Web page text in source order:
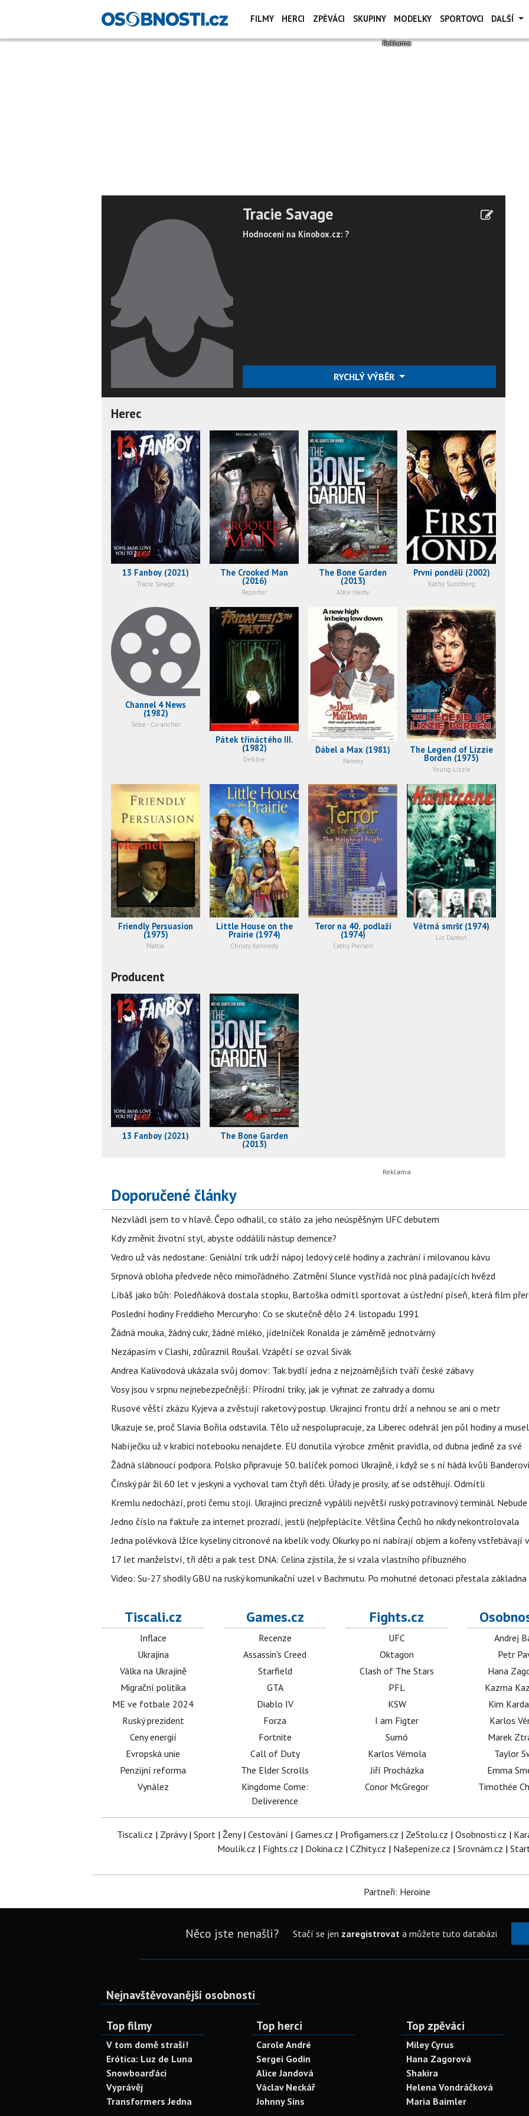
FILMY HERCI ZPĚVÁCI SKUPINY MODELKY SPORTOVCI DALŠÍ
Tracie Savage
Hodnocení na Kinobox.cz: ?
RYCHLÝ VÝBĚR
Herec
13 Fanboy (2021)
Tracie Savage
The Crooked Man
(2016)
Reporter
The Bone Garden
(2013)
Alice Hardy
První pondělí (2002)
Kathy Sundberg
Channel 4 News
(1982)
Sebe - Co-anchor
Pátek třináctého III.
(1982)
Debbie
Ďábel a Max (1981)
Pammy
The Legend of Lizzie
Borden (1975)
Young Lizzie
Friendly Persuasion
(1975)
Mattie
Little House on the
Prairie (1974)
Christy Kennedy
Teror na 40. podlaží
(1974)
Cathy Pierson
Větrná smršť (1974)
Liz Damon
Producent
13 Fanboy (2021) The Bone Garden
(2013)
Doporučené články
Nezvládl jsem to v hlavě. Čepo odhalil, co stálo za jeho neúspěšným UFC debutem
Kdy změnit životní styl, abyste oddálili nástup demence?
Vedro už vás nedostane: Geniální trik udrží nápoj ledový celé hodiny a zachrání i milovanou kávu
Srpnová obloha předvede něco mimořádného. Zatmění Slunce vystřídá noc plná padajících hvězd
Líbáš jako bůh: Poledňáková dostala stopku, Bartoška odmítl sportovat a ústřední píseň, která film
Poslední hodiny Freddieho Mercuryho: Co se skutečně dělo 24. listopadu 1991
Žádná mouka, žádný cukr, žádné mléko, jídelníček Ronalda je záměrně jednotvárný
Nezápasím v Clashi, zdůraznil Roušal. Vzápětí se ozval Sivák
Andrea Kalivodová ukázala svůj domov: Tak bydlí jedna z nejznámějších tváří české zábavy
Vosy jsou v srpnu nejnebezpečnější: Přírodní triky, jak je vyhnat ze zahrady a domu
Rusové věští zkázu Kyjeva a zvěstují raketový postup. Ukrajinci frontu drží a nehnou se ani o metr
Ukazuje se, proč Slavia Bořila odstavila. Tělo už nespolupracuje, za Liberec odehrál jen půl hodiny a
Nabíječku už v krabici notebooku nenajdete. EU donutila výrobce změnit pravidla, od dubna jedině za své
Žádná slábnoucí podpora. Polsko připravuje 50. balíček pomoci Ukrajině, i když se s ní hádá kvůli Banderovi
Čínský pár žil 60 let v jeskyni a vychoval tam čtyři děti. Úřady je prosily, ať se odstěhují. Odmítli
Kremlu nedochází, proti čemu stojí. Ukrajinci precizně vypálili největší ruský potravinový terminál.
Jedno číslo na faktuře za internet prozradí, jestli (ne)přeplácíte. Většina Čechů ho nikdy nekontrolovala
Jedna polévková lžíce kyseliny citronové na kbelík vody. Okurky po ní nabírají objem a kořeny vstřebávají
17 let manželství, tři děti a pak test DNA: Celina zjistila, že si vzala vlastního příbuzného
Video: Su-27 shodily GBU na ruský komunikační uzel v Bachmutu. Po mohutné detonaci přestala
Tiscali.cz
Inflace
Ukrajina
Válka na Ukrajině
Migrační politika
ME ve fotbale 2024
Ruský prezident
Ceny energií
Evropská unie
Penzijní reforma
Vynález
Games.cz
Recenze
Assassin's Creed
Starfield
GTA
Diablo IV
Forza
Fortnite
Call of Duty
The Elder Scrolls
Kingdome Come:
Deliverence
Fights.cz
UFC
Oktagon
Clash of The Stars
PFL
KSW
I am Figter
Sumó
Karlos Vémola
Jiří Procházka
Conor McGregor
Andrej
Petr
Hana
Kazma
Kim
Karlos
Marek
Taylor
Emma
Timothée
Tiscali.cz | Zprávy| Sport| Ženy| Cestování | Games.cz | Profigamers.cz | ZeStolu.cz | Osobnosti.cz |
Moulík.cz | Fights.cz | Dokina.cz | CZhity.cz | Našepeníze.cz | Srovnám.cz |
Partneři: Heroine
Něco jste nenašli? Stačí se jen zaregistrovata můžete tuto databázi
Nejnavštěvovanější osobnosti
Top filmy
V tom domě straší!
Erótica: Luz de Luna
Snowboarďáci
Vyprávěj
Transformers Jedna
Top herci
Carole André
Sergei Godin
Alice Jandová
Václav Neckář
Johnny Sins
Top zpěváci
Miley Cyrus
Hana Zagorová
Shakira
Helena Vondráčková
Maria Baimler